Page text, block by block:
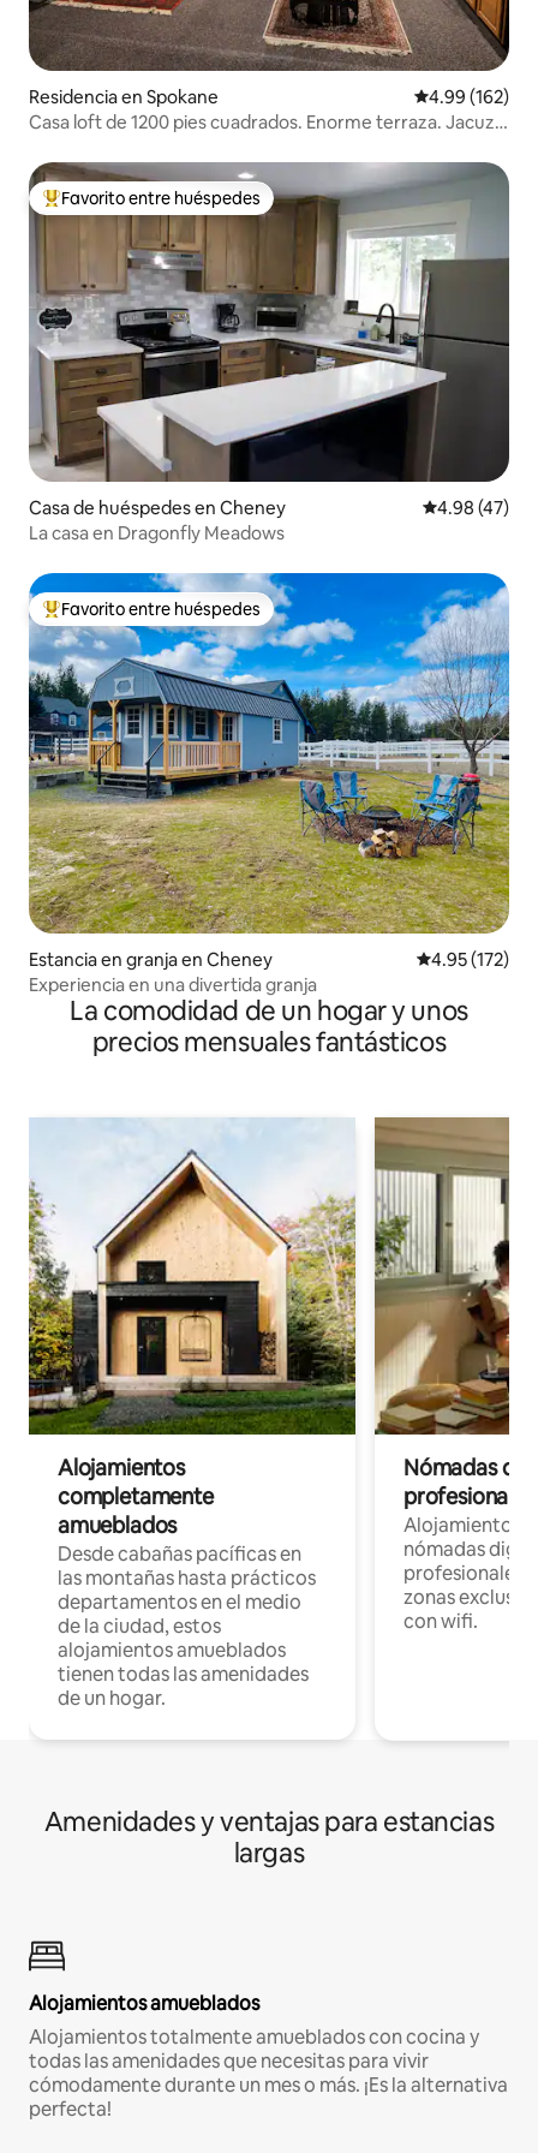
Residencia en Spokane Calificación
4.99 (162)
Casa loft de 1200 pies cuadrados. Enorme terraza. Jacuzzi
De los mejores en Favorito entre huéspedes
Favorito entre huéspedes
Casa de huéspedes en Cheney Calificación
4.98 (47)
La casa en Dragonfly Meadows
De los mejores en Favorito entre huéspedes
Favorito entre huéspedes
Estancia en granja en Cheney Calificación
4.95 (172)
Experiencia en una divertida granja
La comodidad de un hogar y unos
precios mensuales fantásticos
Alojamientos
completamente
amueblados
Desde cabañas pacíficas en
las montañas hasta prácticos
departamentos en el medio
de la ciudad, estos
alojamientos amueblados
tienen todas las amenidades
de un hogar.
Nómadas
Alojamientos
nómadas
profesionales
zonas
con wifi.
Amenidades y ventajas para estancias
largas
Alojamientos amueblados
Alojamientos totalmente amueblados con cocina y
todas las amenidades que necesitas para vivir
cómodamente durante un mes o más. ¡Es la alternativa
perfecta!